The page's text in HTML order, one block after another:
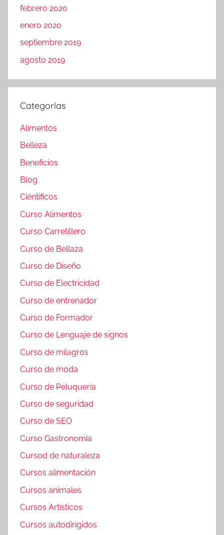
febrero 2020
enero 2020
septiembre 2019
agosto 2019
Categorías
Alimentos
Belleza
Beneficios
Blog
Ciéntificos
Curso Alimentos
Curso Carretillero
Curso de Bellaza
Curso de Diseño
Curso de Electricidad
Curso de entrenador
Curso de Formador
Curso de Lenguaje de signos
Curso de milagros
Curso de moda
Curso de Peluquería
Curso de seguridad
Curso de SEO
Curso Gastronomía
Cursod de naturaleza
Cursos alimentación
Cursos animales
Cursos Artísticos
Cursos autodirigidos